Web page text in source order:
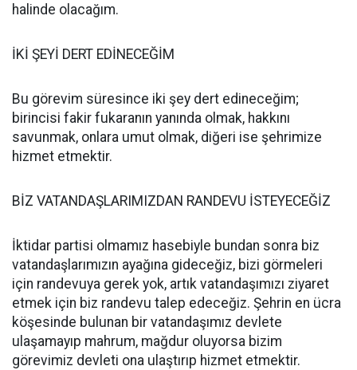
halinde olacağım.
İKİ ŞEYİ DERT EDİNECEĞİM
Bu görevim süresince iki şey dert edineceğim;
birincisi fakir fukaranın yanında olmak, hakkını
savunmak, onlara umut olmak, diğeri ise şehrimize
hizmet etmektir.
BİZ VATANDAŞLARIMIZDAN RANDEVU İSTEYECEĞİZ
İktidar partisi olmamız hasebiyle bundan sonra biz
vatandaşlarımızın ayağına gideceğiz, bizi görmeleri
için randevuya gerek yok, artık vatandaşımızı ziyaret
etmek için biz randevu talep edeceğiz. Şehrin en ücra
köşesinde bulunan bir vatandaşımız devlete
ulaşamayıp mahrum, mağdur oluyorsa bizim
görevimiz devleti ona ulaştırıp hizmet etmektir.